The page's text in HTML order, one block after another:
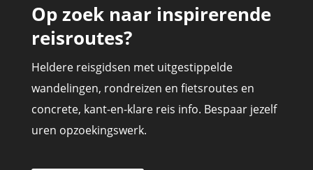
Op zoek naar inspirerende
reisroutes?
Heldere reisgidsen met uitgestippelde
wandelingen, rondreizen en fietsroutes en
concrete, kant-en-klare reis info. Bespaar jezelf
uren opzoekingswerk.